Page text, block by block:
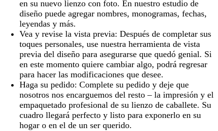
en su nuevo lienzo con foto. En nuestro estudio de
diseño puede agregar nombres, monogramas, fechas,
leyendas y más.
Vea y revise la vista previa: Después de completar sus
toques personales, use nuestra herramienta de vista
previa del diseño para asegurarse que quedó genial. Si
en este momento quiere cambiar algo, podrá regresar
para hacer las modificaciones que desee.
Haga su pedido: Complete su pedido y deje que
nosotros nos encarguemos del resto – la impresión y el
empaquetado profesional de su lienzo de caballete. Su
cuadro llegará perfecto y listo para exponerlo en su
hogar o en el de un ser querido.